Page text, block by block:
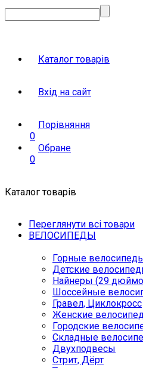
Каталог товарів
Вхід на сайт
Порівняння
0
Обране
0
Каталог товарів
Переглянути всі товари
ВЕЛОСИПЕДЫ
Горные
Детские
Найнеры (29
Шоссейные
Гравел, Циклокросс
Женские
Городcкие
Складные
Двухподвесы
Стрит, Дёрт